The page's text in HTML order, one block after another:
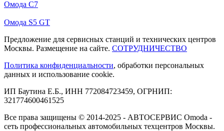
Омода С7
Омода S5 GT
Предложение для сервисных станций и технических центров
Москвы. Размещение на сайте. СОТРУДНИЧЕСТВО
Политика конфиденциальности, обработки персональных
данных и использование cookie.
ИП Баутина Е.Б., ИНН 772084723459, ОГРНИП:
321774600461525
Все права защищены © 2014-2025 - АВТОСЕРВИС Omoda -
сеть профессиональных автомобильных техцентров Москвы.